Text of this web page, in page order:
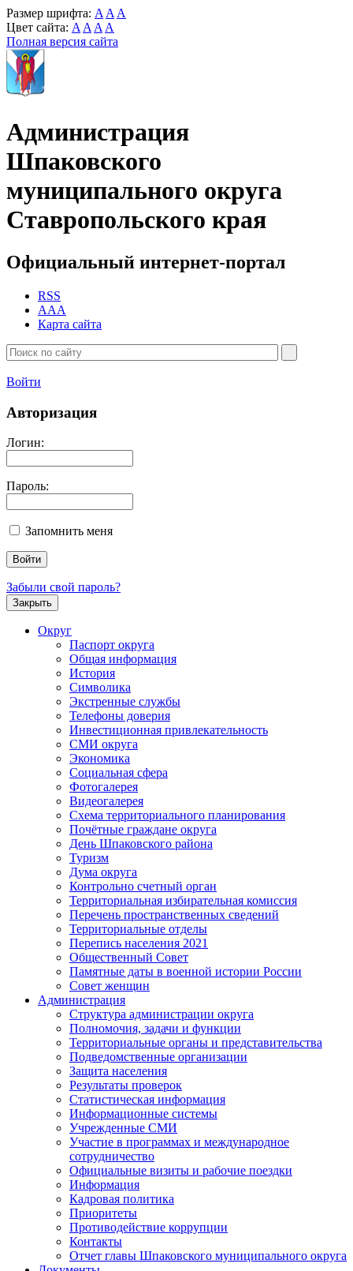
Размер шрифта: A A A
Цвет сайта: A A A A
Полная версия сайта
Администрация
Шпаковского
муниципального округа
Ставропольского края
Официальный интернет-портал
RSS
AAA
Карта сайта
Войти
Авторизация
Логин:
Пароль:
Запомнить меня
Забыли свой пароль?
Закрыть
Округ
Паспорт округа
Общая информация
История
Символика
Экстренные службы
Телефоны доверия
Инвестиционная привлекательность
СМИ округа
Экономика
Социальная сфера
Фотогалерея
Видеогалерея
Схема территориального планирования
Почётные граждане округа
День Шпаковского района
Туризм
Дума округа
Контрольно счетный орган
Территориальная избирательная комиссия
Перечень пространственных сведений
Территориальные отделы
Перепись населения 2021
Общественный Совет
Памятные даты в военной истории России
Совет женщин
Администрация
Структура администрации округа
Полномочия, задачи и функции
Территориальные органы и представительства
Подведомственные организации
Защита населения
Результаты проверок
Статистическая информация
Информационные системы
Учрежденные СМИ
Участие в программах и международное
сотрудничество
Официальные визиты и рабочие поездки
Информация
Кадровая политика
Приоритеты
Противодействие коррупции
Контакты
Отчет главы Шпаковского муниципального округа